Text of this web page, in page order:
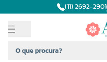
(11) 2692-2901